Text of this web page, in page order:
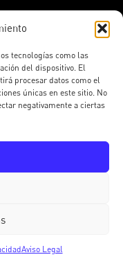
tecnologías como las
del dispositivo. El
procesar datos como el
únicas en este sitio. No
negativamente a ciertas
Aviso Legal
para aceptar cookies
y permitir este
Política de Cookies